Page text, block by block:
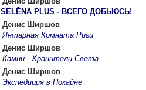
SELĒNA PLUS - ВСЕГО ДОБЬЮСЬ!
Денис Ширшов
Янтарная Комната Риги
Денис Ширшов
Камни - Хранители Света
Денис Ширшов
Экспедиция в Покайне